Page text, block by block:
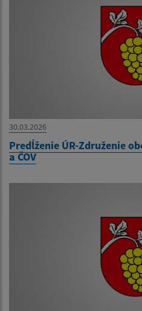
30.03.2026
Predĺženie ÚR-Združenie
a ČOV